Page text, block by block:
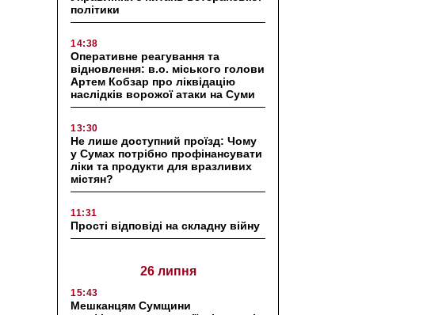
політики
14:38
Оперативне реагування та
відновлення: в.о. міського голови
Артем Кобзар про ліквідацію
наслідків ворожої атаки на Суми
13:30
Не лише доступний проїзд: Чому
у Сумах потрібно профінансувати
ліки та продукти для вразливих
містян?
11:31
Прості відповіді на складну війну
26 липня
15:43
Мешканцям Сумщини